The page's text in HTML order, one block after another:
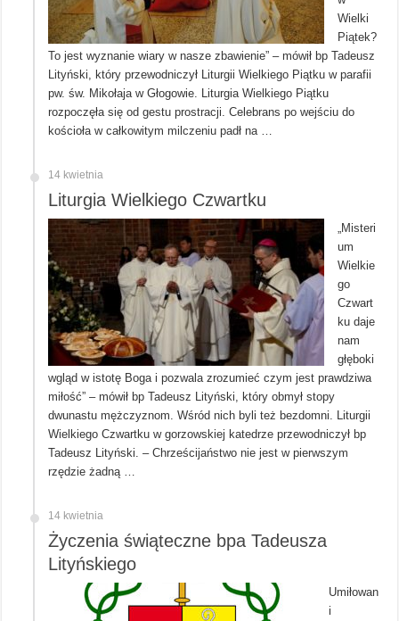
Wielki
Piątek?
To jest wyznanie wiary w nasze zbawienie” – mówił bp Tadeusz
Lityński, który przewodniczył Liturgii Wielkiego Piątku w parafii
pw. św. Mikołaja w Głogowie. Liturgia Wielkiego Piątku
rozpoczęła się od gestu prostracji. Celebrans po wejściu do
kościoła w całkowitym milczeniu padł na …
14 kwietnia
Liturgia Wielkiego Czwartku
„Misteri
um
Wielkie
go
Czwart
ku daje
nam
głęboki
wgląd w istotę Boga i pozwala zrozumieć czym jest prawdziwa
miłość” – mówił bp Tadeusz Lityński, który obmył stopy
dwunastu mężczyznom. Wśród nich byli też bezdomni. Liturgii
Wielkiego Czwartku w gorzowskiej katedrze przewodniczył bp
Tadeusz Lityński. – Chrześcijaństwo nie jest w pierwszym
rzędzie żadną …
14 kwietnia
Życzenia świąteczne bpa Tadeusza
Lityńskiego
Umiłowan
i